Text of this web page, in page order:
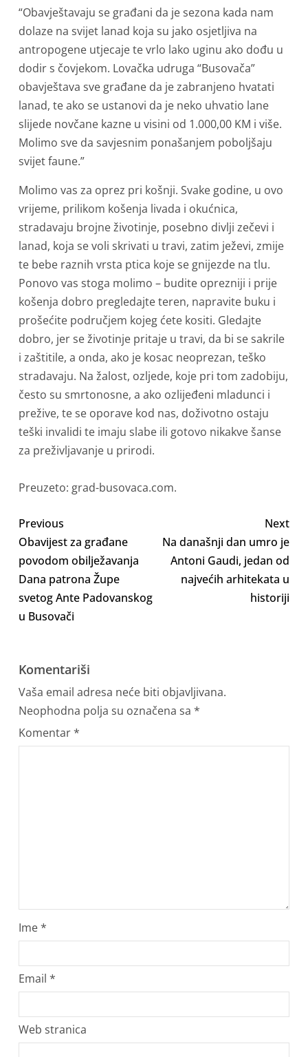
“Obavještavaju se građani da je sezona kada nam
dolaze na svijet lanad koja su jako osjetljiva na
antropogene utjecaje te vrlo lako uginu ako dođu u
dodir s čovjekom. Lovačka udruga “Busovača”
obavještava sve građane da je zabranjeno hvatati
lanad, te ako se ustanovi da je neko uhvatio lane
slijede novčane kazne u visini od 1.000,00 KM i više.
Molimo sve da savjesnim ponašanjem poboljšaju
svijet faune.”
Molimo vas za oprez pri košnji. Svake godine, u ovo
vrijeme, prilikom košenja livada i okućnica,
stradavaju brojne životinje, posebno divlji zečevi i
lanad, koja se voli skrivati u travi, zatim ježevi, zmije
te bebe raznih vrsta ptica koje se gnijezde na tlu.
Ponovo vas stoga molimo – budite oprezniji i prije
košenja dobro pregledajte teren, napravite buku i
prošećite područjem kojeg ćete kositi. Gledajte
dobro, jer se životinje pritaje u travi, da bi se sakrile
i zaštitile, a onda, ako je kosac neoprezan, teško
stradavaju. Na žalost, ozljede, koje pri tom zadobiju,
često su smrtonosne, a ako ozlijeđeni mladunci i
prežive, te se oporave kod nas, doživotno ostaju
teški invalidi te imaju slabe ili gotovo nikakve šanse
za preživljavanje u prirodi.
Preuzeto: grad-busovaca.com.
Previous
Obavijest za građane
povodom obilježavanja
Dana patrona Župe
svetog Ante Padovanskog
u Busovači
Next
Na današnji dan umro je
Antoni Gaudi, jedan od
najvećih arhitekata u
historiji
Komentariši
Vaša email adresa neće biti objavljivana.
Neophodna polja su označena sa *
Komentar*
Ime*
Email *
Web stranica